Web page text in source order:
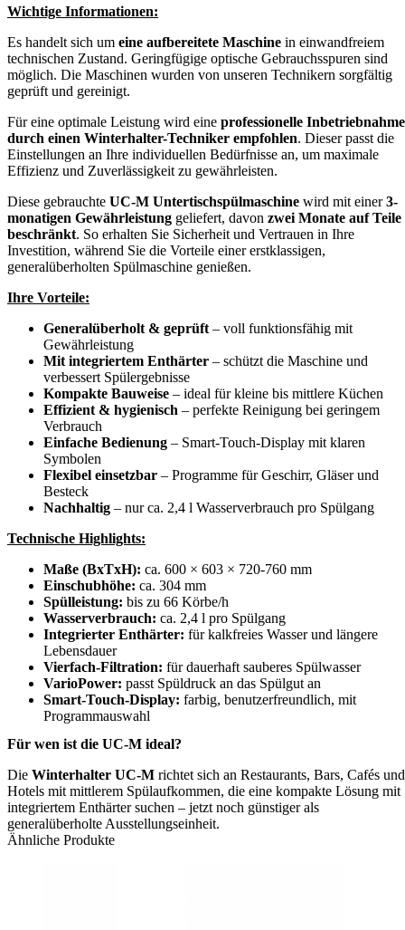
Wichtige Informationen:
Es handelt sich um eine aufbereitete Maschine in einwandfreiem
technischen Zustand. Geringfügige optische Gebrauchsspuren sind
möglich. Die Maschinen wurden von unseren Technikern sorgfältig
geprüft und gereinigt.
Für eine optimale Leistung wird eine professionelle Inbetriebnahme
durch einen Winterhalter-Techniker empfohlen. Dieser passt die
Einstellungen an Ihre individuellen Bedürfnisse an, um maximale
Effizienz und Zuverlässigkeit zu gewährleisten.
Diese gebrauchte UC-M Untertischspülmaschine wird mit einer3-
monatigen Gewährleistung geliefert, davon zwei Monate auf Teile
beschränkt. So erhalten Sie Sicherheit und Vertrauen in Ihre
Investition, während Sie die Vorteile einer erstklassigen,
generalüberholten Spülmaschine genießen.
Ihre Vorteile:
Generalüberholt & geprüft – voll funktionsfähig mit
Gewährleistung
Mit integriertem Enthärter – schützt die Maschine und
verbessert Spülergebnisse
Kompakte Bauweise – ideal für kleine bis mittlere Küchen
Effizient & hygienisch – perfekte Reinigung bei geringem
Verbrauch
Einfache Bedienung – Smart-Touch-Display mit klaren
Symbolen
Flexibel einsetzbar – Programme für Geschirr, Gläser und
Besteck
Nachhaltig – nur ca. 2,4 l Wasserverbrauch pro Spülgang
Technische Highlights:
Maße (BxTxH): ca. 600 × 603 × 720-760 mm
Einschubhöhe: ca. 304 mm
Spülleistung: bis zu 66 Körbe/h
Wasserverbrauch: ca. 2,4 l pro Spülgang
Integrierter Enthärter: für kalkfreies Wasser und längere
Lebensdauer
Vierfach-Filtration: für dauerhaft sauberes Spülwasser
VarioPower: passt Spüldruck an das Spülgut an
Smart-Touch-Display: farbig, benutzerfreundlich, mit
Programmauswahl
Für wen ist die UC-M ideal?
Die Winterhalter UC-M richtet sich an Restaurants, Bars, Cafés und
Hotels mit mittlerem Spülaufkommen, die eine kompakte Lösung mit
integriertem Enthärter suchen – jetzt noch günstiger als
generalüberholte Ausstellungseinheit.
Ähnliche Produkte